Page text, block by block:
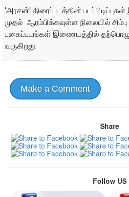
'அரசன்' திரைப்படத்தின்
முதல் ஆரம்பிக்கவுள்ள நிலையில் சிம்பு
புகைப்படங்கள் இணையத்தில்
வருகிறது.
Make a Comment
Share
Follow US